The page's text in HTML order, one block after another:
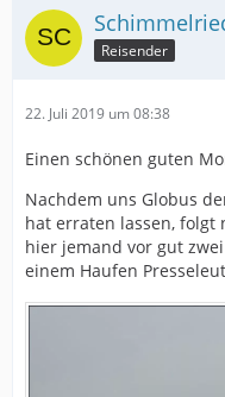
Reisender
22. Juli 2019 um 08:38
Einen schönen guten
Nachdem uns Globus
hat erraten lassen,
hier jemand vor gut
einem Haufen